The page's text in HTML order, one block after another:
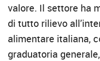
valore. Il settore ha
di tutto rilievo
alimentare italiana,
graduatoria